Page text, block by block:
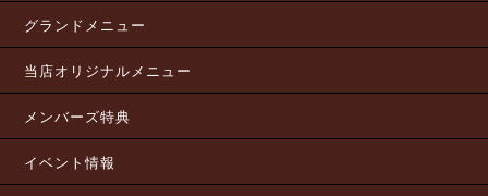
グランドメニュー
当店オリジナルメニュー
メンバーズ特典
イベント情報